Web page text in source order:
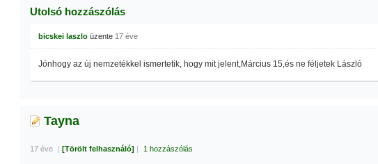
Utolsó hozzászólás
bicskei laszlo üzente 17 éve
Jónhogy az új nemzetékkel ismertetik, hogy mit jelent,Március 15,és ne féljetek László
Tayna
17 éve | [Törölt felhasználó] | 1 hozzászólás